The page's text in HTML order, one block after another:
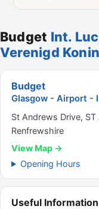
Budget Int.
Verenigd
Budget
Glasgow - Airport -
St Andrews Drive, ST
Renfrewshire
View Map →
Opening Hours
Useful Information